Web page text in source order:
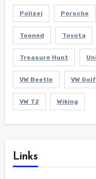
Polizei Porsche
Tooned Toyota
Treasure Hunt
VW Beetle VW Golf
VW T2 Wiking
Links